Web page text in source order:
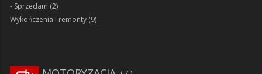
Sprzedam (2)
Wykończenia i remonty (9)